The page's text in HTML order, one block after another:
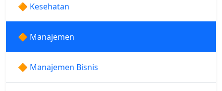
🔶 Kesehatan
🔶 Manajemen
🔶 Manajemen Bisnis